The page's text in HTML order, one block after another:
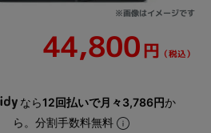
※画像はイメージです
44,800円 （税込）
なら12回払いで月々3,786円か
ら。分割手数料無料